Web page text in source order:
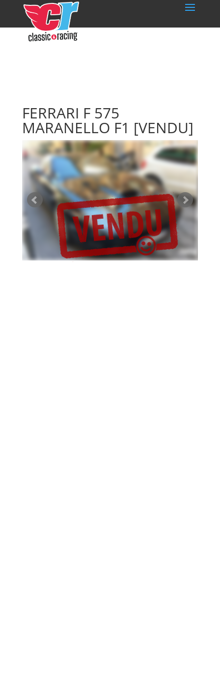
FERRARI F 575
MARANELLO F1 [VENDU]